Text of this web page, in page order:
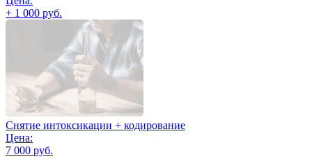
+ 1 000 руб.
Снятие интоксикации + кодирование
Цена:
7 000 руб.